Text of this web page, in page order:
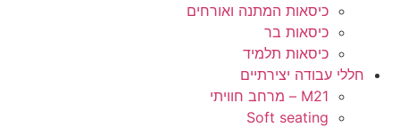
כיסאות המתנה ואורחים
כיסאות בר
כיסאות תלמיד
חללי עבודה יצירתיים
M21 – מרחב חוויתי
Soft seating